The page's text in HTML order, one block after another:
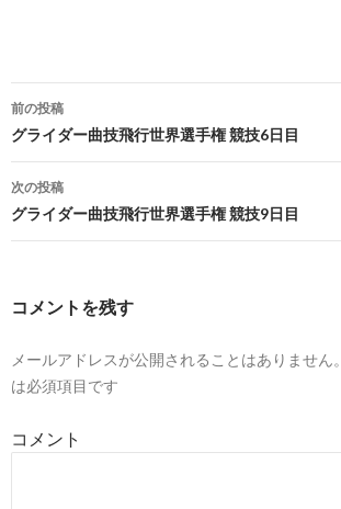
投
稿
ナ
ゲ
シ
ン
前の投稿
グライダー曲技飛行世界選手権 競技6日目
次の投稿
グライダー曲技飛行世界選手権 競技9日目
コメントを残す
メールアドレスが公開されることはありません。
は必須項目です
コメント